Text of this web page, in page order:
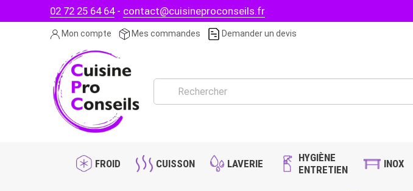
02 72 25 64 64- contact@cuisineproconseils.fr
Mon compte Mes commandes Demander un devis
FROID CUISSON LAVERIE
HYGIÈNE
ENTRETIEN
INOX